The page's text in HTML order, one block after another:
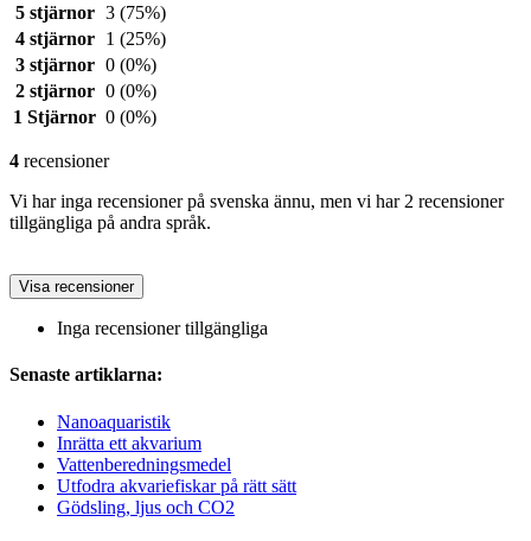
5 stjärnor 3 (75%)
4 stjärnor
1 (25%)
3 stjärnor 0 (0%)
2 stjärnor 0 (0%)
1 Stjärnor 0 (0%)
4 recensioner
Vi har inga recensioner på svenska ännu, men vi har 2 recensioner
tillgängliga på andra språk.
Visa recensioner
Inga recensioner tillgängliga
Senaste artiklarna:
Nanoaquaristik
Inrätta ett akvarium
Vattenberedningsmedel
Utfodra akvariefiskar på rätt sätt
Gödsling, ljus och CO2